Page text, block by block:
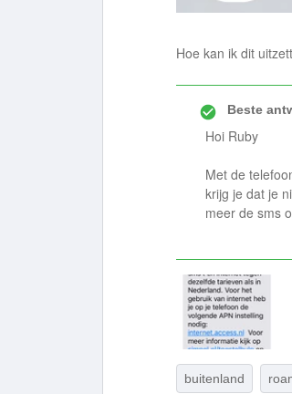
Hoe kan ik dit
Beste
Hoi Ruby
Met de
krijg je dat je
meer de sms
buitenland